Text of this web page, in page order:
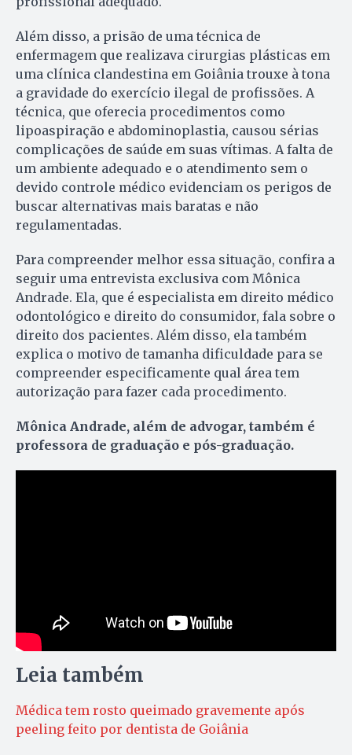
Além disso, a prisão de uma técnica de
enfermagem que realizava cirurgias plásticas em
uma clínica clandestina em Goiânia trouxe à tona
a gravidade do exercício ilegal de profissões. A
técnica, que oferecia procedimentos como
lipoaspiração e abdominoplastia, causou sérias
complicações de saúde em suas vítimas. A falta de
um ambiente adequado e o atendimento sem o
devido controle médico evidenciam os perigos de
buscar alternativas mais baratas e não
regulamentadas.
Para compreender melhor essa situação, confira a
seguir uma entrevista exclusiva com Mônica
Andrade. Ela, que é especialista em direito médico
odontológico e direito do consumidor, fala sobre o
direito dos pacientes. Além disso, ela também
explica o motivo de tamanha dificuldade para se
compreender especificamente qual área tem
autorização para fazer cada procedimento.
Mônica Andrade, além de advogar, também é
professora de graduação e pós-graduação.
Leia também
Médica tem rosto queimado gravemente após
peeling feito por dentista de Goiânia